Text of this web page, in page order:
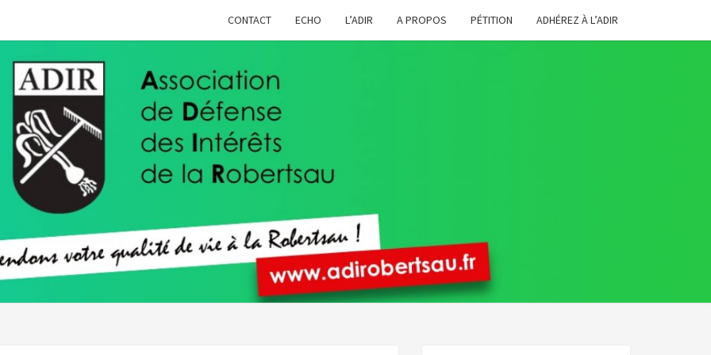
CONTACT ECHO L’ADIR A PROPOS PÉTITION ADHÉREZ À L’ADIR
ADIR
Pour
De Vie À
La
Robertsau